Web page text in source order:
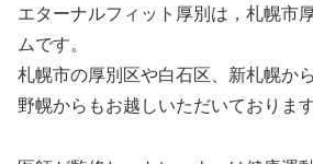
エターナルフィット厚別は，札幌市
ムです。
札幌市の厚別区や白石区、新札幌か
野幌からもお越しいただいております